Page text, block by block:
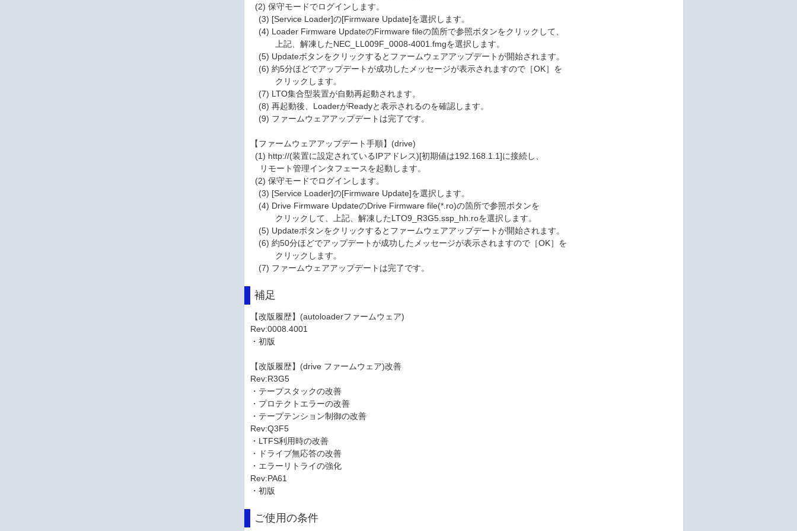
(2) 保守モードでログインします。
(3) [Service Loader]の[Firmware Update]を選択します。
(4) Loader Firmware UpdateのFirmware fileの箇所で参照ボタンをクリックして、
上記、解凍したNEC_LL009F_0008-4001.fmgを選択します。
(5) Updateボタンをクリックするとファームウェアアップデートが開始されます。
(6) 約5分ほどでアップデートが成功したメッセージが表示されますので［OK］を
クリックします。
(7) LTO集合型装置が自動再起動されます。
(8) 再起動後、LoaderがReadyと表示されるのを確認します。
(9) ファームウェアアップデートは完了です。
【ファームウェアアップデート手順】(drive)
(1) http://(装置に設定されているIPアドレス)[初期値は192.168.1.1]に接続し、
リモート管理インタフェースを起動します。
(2) 保守モードでログインします。
(3) [Service Loader]の[Firmware Update]を選択します。
(4) Drive Firmware UpdateのDrive Firmware file(*.ro)の箇所で参照ボタンを
クリックして、上記、解凍したLTO9_R3G5.ssp_hh.roを選択します。
(5) Updateボタンをクリックするとファームウェアアップデートが開始されます。
(6) 約50分ほどでアップデートが成功したメッセージが表示されますので［OK］を
クリックします。
(7) ファームウェアアップデートは完了です。
補足
【改版履歴】(autoloaderファームウェア)
Rev:0008.4001
・初版
【改版履歴】(drive ファームウェア)改善
Rev:R3G5
・テープスタックの改善
・プロテクトエラーの改善
・テープテンション制御の改善
Rev:Q3F5
・LTFS利用時の改善
・ドライブ無応答の改善
・エラーリトライの強化
Rev:PA61
・初版
ご使用の条件